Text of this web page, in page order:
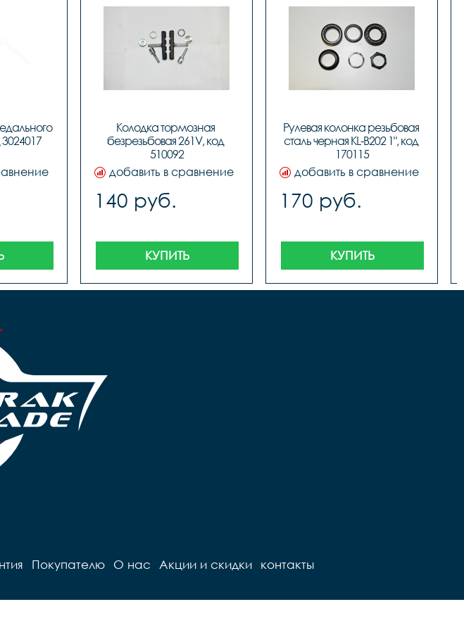
Колодка тормозная
безрезьбовая 261V, код
510092
добавить в сравнение
140 руб.
КУПИТЬ
Рулевая колонка резьбовая
сталь черная KL-B202 1", код
170115
добавить в сравнение
170 руб.
КУПИТЬ
Покупателю О нас Акции и скидки контакты